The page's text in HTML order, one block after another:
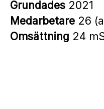
Grundades 2021
Medarbetare 26
Omsättning 24